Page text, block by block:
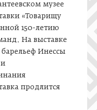
музее
«Товарищу
150-летию
На выставке
Инессы
продлится